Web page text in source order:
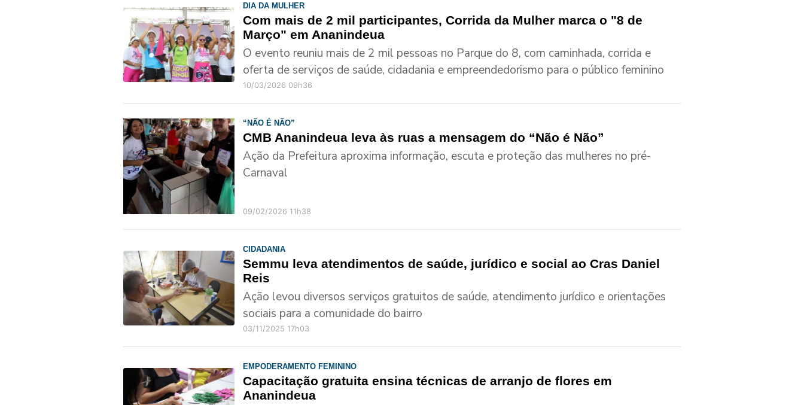
DIA DA MULHER
Com mais de 2 mil participantes, Corrida da Mulher marca o "8 de
Março" em Ananindeua
O evento reuniu mais de 2 mil pessoas no Parque do 8, com caminhada, corrida e
oferta de serviços de saúde, cidadania e empreendedorismo para o público feminino
10/03/2026 09h36
“NÃO É NÃO”
CMB Ananindeua leva às ruas a mensagem do “Não é Não”
Ação da Prefeitura aproxima informação, escuta e proteção das mulheres no pré-
Carnaval
09/02/2026 11h38
CIDADANIA
Semmu leva atendimentos de saúde, jurídico e social ao Cras Daniel
Reis
Ação levou diversos serviços gratuitos de saúde, atendimento jurídico e orientações
sociais para a comunidade do bairro
03/11/2025 17h03
EMPODERAMENTO FEMININO
Capacitação gratuita ensina técnicas de arranjo de flores em
Ananindeua